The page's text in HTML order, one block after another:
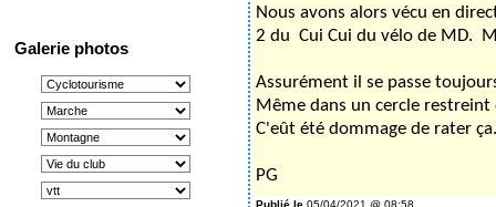
Galerie photos
Nous avons alors vécu en
2 du Cui Cui du vélo de MD.
Assurément il se passe
Même dans un cercle restreint
C'eût été dommage de rater ça.
PG
Publié le 05/04/2021 @ 08:58